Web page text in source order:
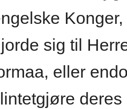
sig til
eller